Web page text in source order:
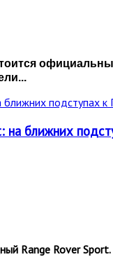
на ближних
Range Rover Sport.